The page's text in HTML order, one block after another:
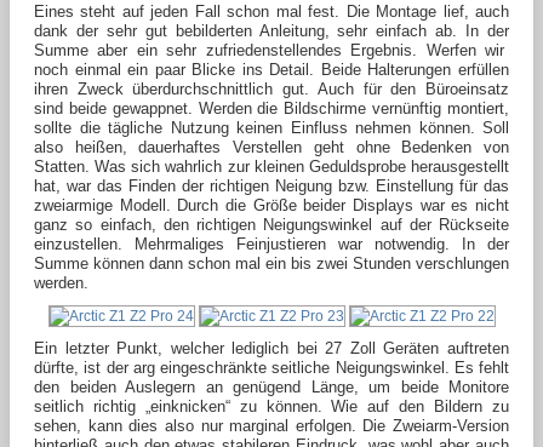
Eines steht auf jeden Fall schon mal fest. Die Montage lief, auch
dank der sehr gut bebilderten Anleitung, sehr einfach ab. In der
Summe aber ein sehr zufriedenstellendes Ergebnis. Werfen wir
noch einmal ein paar Blicke ins Detail. Beide Halterungen erfüllen
ihren Zweck überdurchschnittlich gut. Auch für den Büroeinsatz
sind beide gewappnet. Werden die Bildschirme vernünftig montiert,
sollte die tägliche Nutzung keinen Einfluss nehmen können. Soll
also heißen, dauerhaftes Verstellen geht ohne Bedenken von
Statten. Was sich wahrlich zur kleinen Geduldsprobe herausgestellt
hat, war das Finden der richtigen Neigung bzw. Einstellung für das
zweiarmige Modell. Durch die Größe beider Displays war es nicht
ganz so einfach, den richtigen Neigungswinkel auf der Rückseite
einzustellen. Mehrmaliges Feinjustieren war notwendig. In der
Summe können dann schon mal ein bis zwei Stunden verschlungen
werden.
Ein letzter Punkt, welcher lediglich bei 27 Zoll Geräten auftreten
dürfte, ist der arg eingeschränkte seitliche Neigungswinkel. Es fehlt
den beiden Auslegern an genügend Länge, um beide Monitore
seitlich richtig „einknicken“ zu können. Wie auf den Bildern zu
sehen, kann dies also nur marginal erfolgen. Die Zweiarm-Version